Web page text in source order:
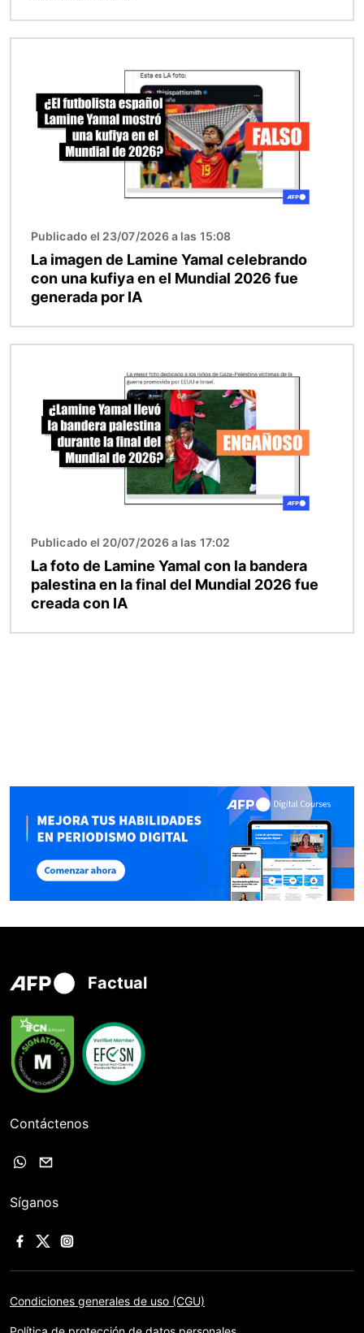
Publicado el 23/07/2026 a las 15:08
La imagen de Lamine Yamal celebrando
con una kufiya en el Mundial 2026 fue
generada por IA
Publicado el 20/07/2026 a las 17:02
La foto de Lamine Yamal con la bandera
palestina en la final del Mundial 2026 fue
creada con IA
Factual
Contáctenos
Síganos
Condiciones generales de uso (CGU)